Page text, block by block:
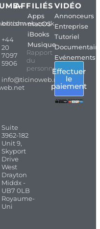
britishweb.co.uk
+44
20
7097
5906
info@ticinoweb.net
Suite
3962-182
Unit 9,
Skyport
Drive
West
Drayton
Middx -
UB7 0LB
Royaume-
Uni
AFFILIÉS
Apps
macOS
iBooks
Musique
Rapport
du
personnel
VIDÉO
Annonceurs
Entreprise
Tutoriel
Evénements
Effectuer
le
paiement